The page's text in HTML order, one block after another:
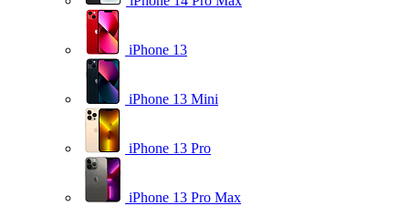
iPhone 13
iPhone 13 Mini
iPhone 13 Pro
iPhone 13 Pro Max